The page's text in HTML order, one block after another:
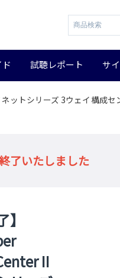
試聴レポート サ
ットシリーズ 3ウェイ構成セ
了いたしました
】
II